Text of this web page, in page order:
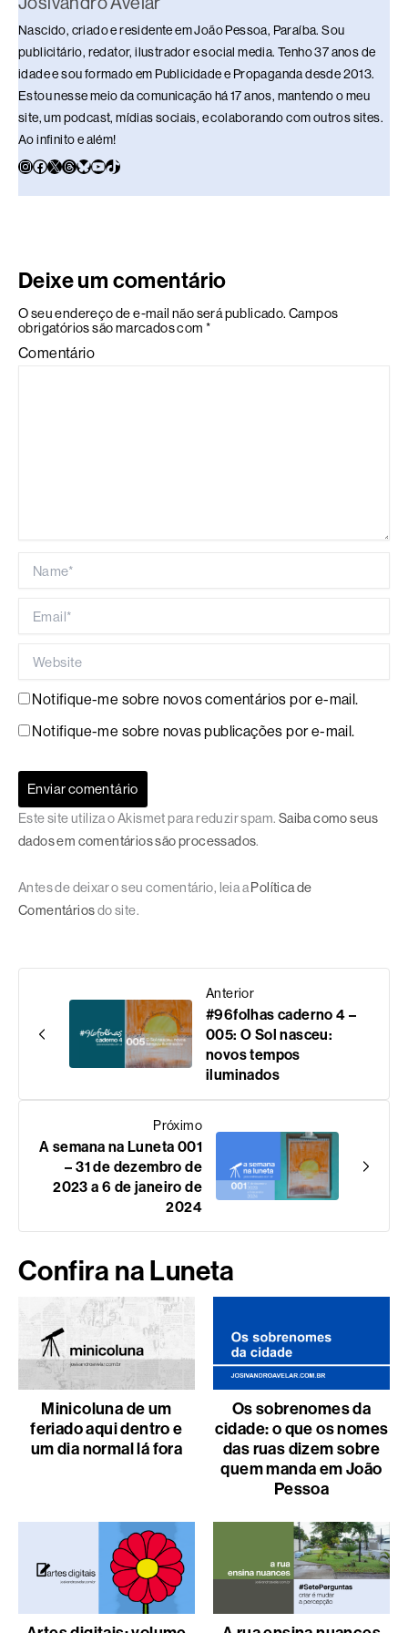
Nascido, criado e residente em João Pessoa, Paraíba. Sou
publicitário, redator, ilustrador e social media. Tenho 37 anos de
idade e sou formado em Publicidade e Propaganda desde 2013.
Estou nesse meio da comunicação há 17 anos, mantendo o meu
site, um podcast, mídias sociais, e colaborando com outros sites.
Ao infinito e além!
Deixe um comentário
O seu endereço de e-mail não será publicado. Campos
obrigatórios são marcados com *
Comentário
Notifique-me sobre novos comentários por e-mail.
Notifique-me sobre novas publicações por e-mail.
Este site utiliza o Akismet para reduzir spam. Saiba como seus
dados em comentários são processados.
Antes de deixar o seu comentário, leia a Política de
Comentáriosdo site.
Anterior
#96folhas caderno 4 –
005: O Sol nasceu:
novos tempos
iluminados
Próximo
A semana na Luneta 001
– 31 de dezembro de
2023 a 6 de janeiro de
2024
Confira na Luneta
Minicoluna de um
feriado aqui dentro e
um dia normal lá fora
Os sobrenomes da
cidade: o que os nomes
das ruas dizem sobre
quem manda em João
Pessoa